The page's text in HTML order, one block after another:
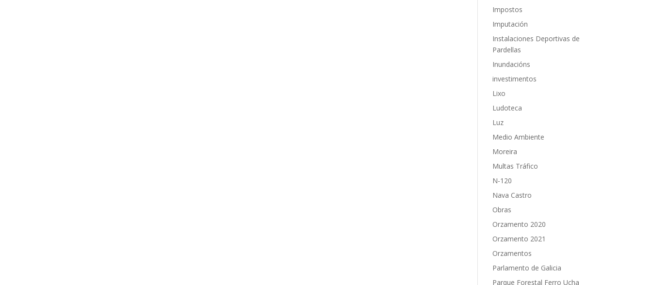
Impostos
Imputación
Instalaciones Deportivas de
Pardellas
Inundacións
investimentos
Lixo
Ludoteca
Luz
Medio Ambiente
Moreira
Multas Tráfico
N-120
Nava Castro
Obras
Orzamento 2020
Orzamento 2021
Orzamentos
Parlamento de Galicia
Parque Forestal Ferro Ucha